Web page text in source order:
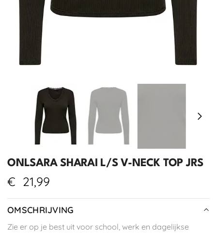
ONLSARA SHARAI L/S V-NECK TOP JRS
€ 21,99
OMSCHRIJVING
Zie er op je best uit voor school, werk en dagelijkse